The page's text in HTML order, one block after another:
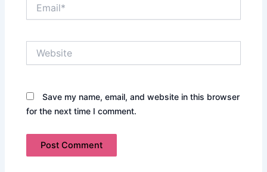
Save my name, email, and website in this browser
for the next time I comment.